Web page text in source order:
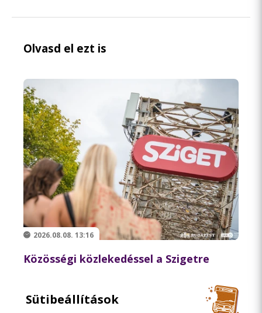
Olvasd el ezt is
2026.08.08. 13:16
Közösségi közlekedéssel a Szigetre
Sütibeállítások